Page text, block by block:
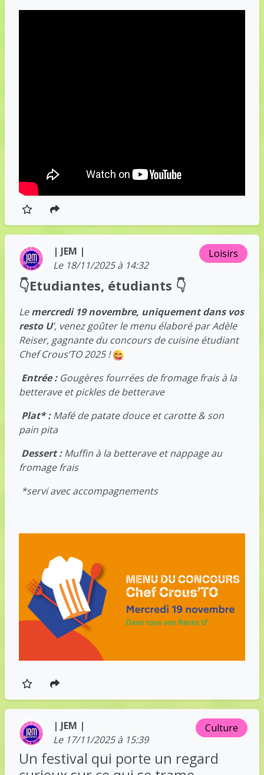
| JEM |
Le 18/11/2025 à 14:32
Loisirs
👇Etudiantes, étudiants 👇
Lemercredi 19 novembre, uniquement dans vos
resto U’, venez goûter le menu élaboré par Adèle
Reiser, gagnante du concours de cuisine étudiant
Chef Crous’TO 2025 !
Entrée : Gougères fourrées de fromage frais à la
betterave et pickles de betterave
Plat* :Mafé de patate douce et carotte & son
pain pita
Dessert :Muffin à la betterave et nappage au
fromage frais
*servi avec accompagnements
| JEM |
Le 17/11/2025 à 15:39
Culture
Un festival qui porte un regard